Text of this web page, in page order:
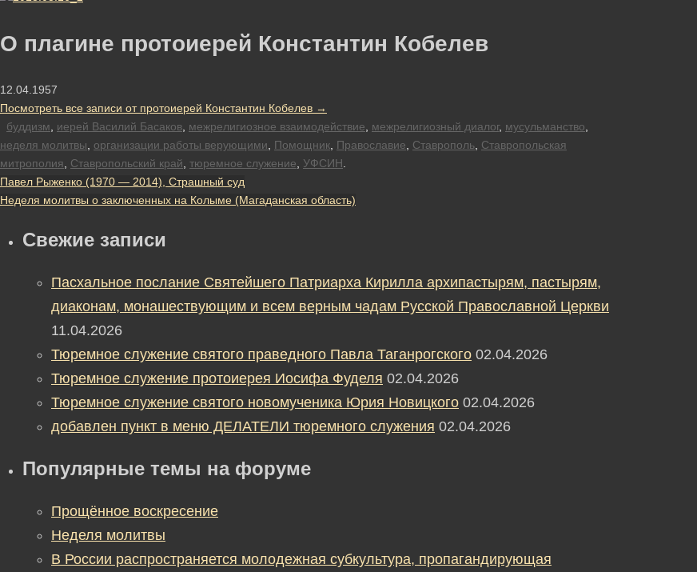
О плагине протоиерей Константин Кобелев
12.04.1957
Посмотреть все записи от протоиерей Константин Кобелев →
буддизм, иерей Василий Басаков, межрелигиозное взаимодействие, межрелигиозный диалог, мусульманство,
неделя молитвы, организации работы верующими, Помощник, Православие, Ставрополь, Ставропольская
митрополия, Ставропольский край, тюремное служение, УФСИН.
Павел Рыженко (1970 — 2014), Страшный суд
Неделя молитвы о заключенных на Колыме (Магаданская область)
Свежие записи
Пасхальное послание Святейшего Патриарха Кирилла архипастырям, пастырям,
диаконам, монашествующим и всем верным чадам Русской Православной Церкви
11.04.2026
Тюремное служение святого праведного Павла Таганрогского 02.04.2026
Тюремное служение протоиерея Иосифа Фуделя 02.04.2026
Тюремное служение святого новомученика Юрия Новицкого 02.04.2026
добавлен пункт в меню ДЕЛАТЕЛИ тюремного служения 02.04.2026
Популярные темы на форуме
Прощённое воскресение
Неделя молитвы
В России распространяется молодежная субкультура, пропагандирующая